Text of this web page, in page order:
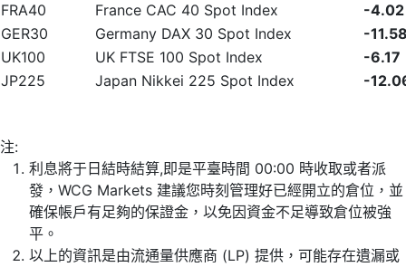
FRA40
France CAC 40 Spot Index
-4.02
GER30
Germany DAX 30 Spot Index
-
UK100
UK FTSE 100 Spot Index
-6.17
JP225
Japan Nikkei 225 Spot Index -
注:
利息將于日結時結算,即是平臺時間 00:00 時收取或者派
發，WCG Markets 建議您時刻管理好已經開立的倉位，並
確保帳戶有足夠的保證金，以免因資金不足導致倉位被強
平。
以上的資訊是由流通量供應商 (LP) 提供，可能存在遺漏或